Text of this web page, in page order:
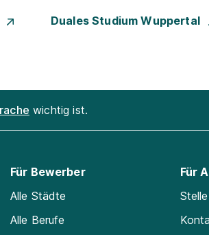
Duales Studium Wuppertal
wichtig ist.
Für Bewerber
Alle Städte
Alle Berufe
Für